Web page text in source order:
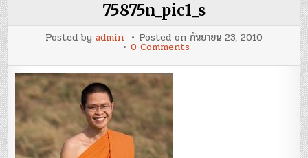
75875n_pic1_s
Posted by admin Posted on กันยายน 23, 2010
0 Commentson